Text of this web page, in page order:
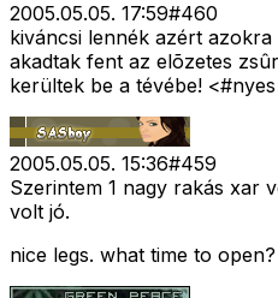
2005.05.05. 17:59#460
kiváncsi lennék azért
akadtak fent az elõzetes
kerültek be a tévébe!
2005.05.05. 15:36#459
Szerintem 1 nagy rakás xar
volt jó.
nice legs. what time to open?